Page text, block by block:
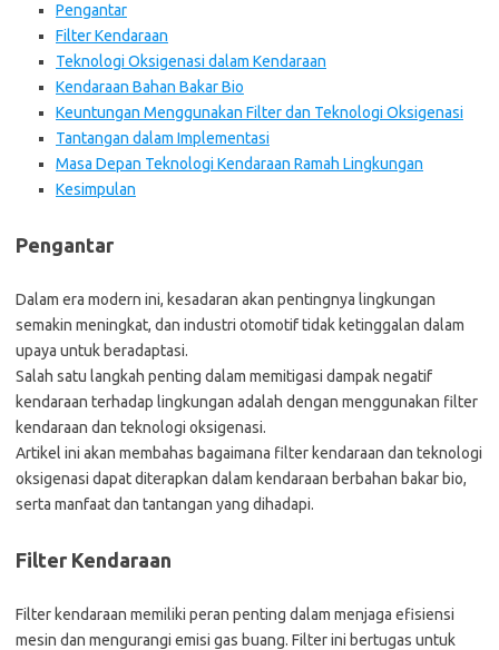
Pengantar
Filter Kendaraan
Teknologi Oksigenasi dalam Kendaraan
Kendaraan Bahan Bakar Bio
Keuntungan Menggunakan Filter dan Teknologi Oksigenasi
Tantangan dalam Implementasi
Masa Depan Teknologi Kendaraan Ramah Lingkungan
Kesimpulan
Pengantar
Dalam era modern ini, kesadaran akan pentingnya lingkungan
semakin meningkat, dan industri otomotif tidak ketinggalan dalam
upaya untuk beradaptasi.
Salah satu langkah penting dalam memitigasi dampak negatif
kendaraan terhadap lingkungan adalah dengan menggunakan filter
kendaraan dan teknologi oksigenasi.
Artikel ini akan membahas bagaimana filter kendaraan dan teknologi
oksigenasi dapat diterapkan dalam kendaraan berbahan bakar bio,
serta manfaat dan tantangan yang dihadapi.
Filter Kendaraan
Filter kendaraan memiliki peran penting dalam menjaga efisiensi
mesin dan mengurangi emisi gas buang. Filter ini bertugas untuk